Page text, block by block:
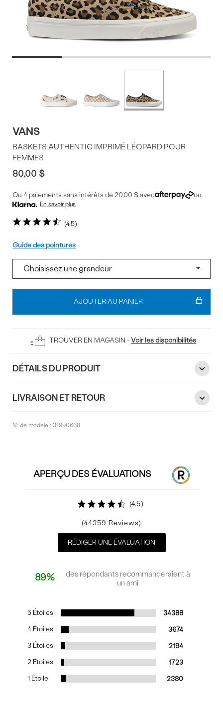
produit
VANS
4.5
BASKETS AUTHENTIC IMPRIMÉ LÉOPARD POUR
FEMMES
80,00 $
Ou 4 paiements sans intérêts de 20,00 $ avec ou
En savoir plus
Pointure
Guide des pointures
Ajouter
panier
AJOUTER AU PANIER
TROUVER EN MAGASIN -Voir les disponibilités
DÉTAILS DU PRODUIT
LIVRAISON ET RETOUR
N° de modèle :31990668
APERÇU DES ÉVALUATIONS
4.5
44359
RÉDIGER UNE ÉVALUATION
89%
des répondants recommanderaient à
un ami
5 Étoiles 34388
4 Étoiles 3674
3 Étoiles 2194
2 Étoiles 1723
1 Étoile 2380